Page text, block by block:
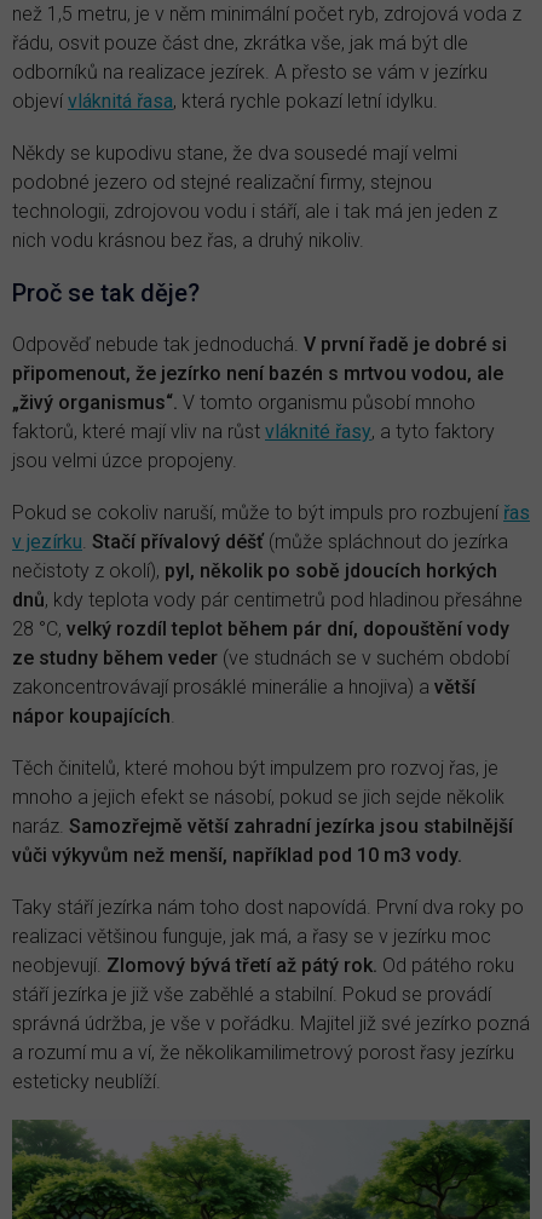
než 1,5 metru, je v něm minimální počet ryb, zdrojová voda z
řádu, osvit pouze část dne, zkrátka vše, jak má být dle
odborníků na realizace jezírek. A přesto se vám v jezírku
objeví vláknitá řasa, která rychle pokazí letní idylku.
Někdy se kupodivu stane, že dva sousedé mají velmi
podobné jezero od stejné realizační firmy, stejnou
technologii, zdrojovou vodu i stáří, ale i tak má jen jeden z
nich vodu krásnou bez řas, a druhý nikoliv.
Proč se tak děje?
Odpověď nebude tak jednoduchá. V první řadě je dobré si
připomenout, že jezírko není bazén s mrtvou vodou, ale
„živý organismus“. V tomto organismu působí mnoho
faktorů, které mají vliv na růst vláknité řasy, a tyto faktory
jsou velmi úzce propojeny.
Pokud se cokoliv naruší, může to být impuls pro rozbujení řas
v jezírku. Stačí přívalový déšť (může spláchnout do jezírka
nečistoty z okolí), pyl, několik po sobě jdoucích horkých
dnů, kdy teplota vody pár centimetrů pod hladinou přesáhne
28 °C, velký rozdíl teplot během pár dní, dopouštění vody
ze studny během veder (ve studnách se v suchém období
zakoncentrovávají prosáklé minerálie a hnojiva) a větší
nápor koupajících.
Těch činitelů, které mohou být impulzem pro rozvoj řas, je
mnoho a jejich efekt se násobí, pokud se jich sejde několik
naráz. Samozřejmě větší zahradní jezírka jsou stabilnější
vůči výkyvům než menší, například pod 10 m3 vody.
Taky stáří jezírka nám toho dost napovídá. První dva roky po
realizaci většinou funguje, jak má, a řasy se v jezírku moc
neobjevují. Zlomový bývá třetí až pátý rok. Od pátého roku
stáří jezírka je již vše zaběhlé a stabilní. Pokud se provádí
správná údržba, je vše v pořádku. Majitel již své jezírko pozná
a rozumí mu a ví, že několikamilimetrový porost řasy jezírku
esteticky neublíží.